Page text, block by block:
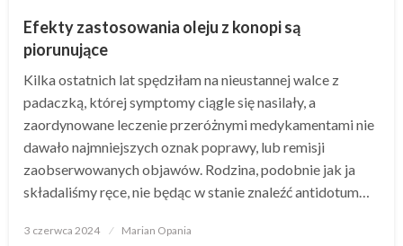
Efekty zastosowania oleju z konopi są
piorunujące
Kilka ostatnich lat spędziłam na nieustannej walce z
padaczką, której symptomy ciągle się nasilały, a
zaordynowane leczenie przeróżnymi medykamentami nie
dawało najmniejszych oznak poprawy, lub remisji
zaobserwowanych objawów. Rodzina, podobnie jak ja
składaliśmy ręce, nie będąc w stanie znaleźć antidotum…
Opublikowane
3 czerwca 2024 Marian Opania